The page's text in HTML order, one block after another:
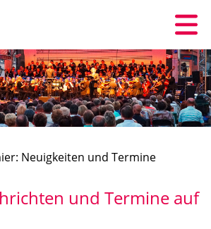
Neuigkeiten und Termine
und Termine auf